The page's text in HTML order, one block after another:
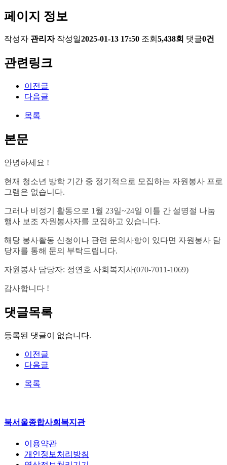
페이지 정보
작성자 관리자 작성일2025-01-13 17:50 조회 5,438회 댓글0건
관련링크
이전글
다음글
목록
본문
안녕하세요 !
현재 청소년 방학 기간 중 정기적으로 모집하는 자원봉사 프로
그램은 없습니다.
그러나 비정기 활동으로 1월 23일~24일 이틀 간 설명절 나눔
행사 보조 자원봉사자를 모집하고 있습니다.
해당 봉사활동 신청이나 관련 문의사항이 있다면 자원봉사 담
당자를 통해 문의 부탁드립니다.
자원봉사 담당자: 정연호 사회복지사(070-7011-1069)
감사합니다 !
댓글목록
등록된 댓글이 없습니다.
이전글
다음글
목록
북서울종합사회복지관
이용약관
개인정보처리방침